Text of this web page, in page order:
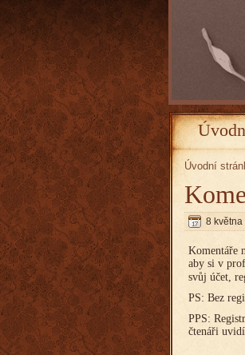
Úvodní
8 května
Komentáře
aby si v
svůj účet,
PS: Bez
PPS:
čtenáři